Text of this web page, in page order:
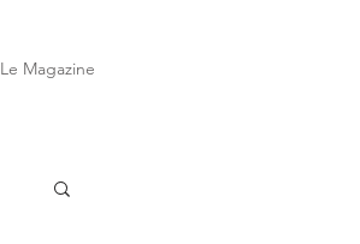
Le Magazine